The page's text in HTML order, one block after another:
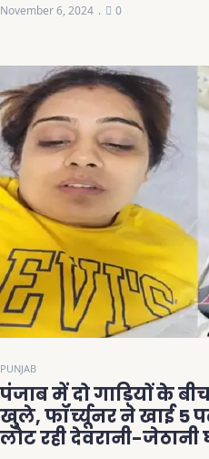
November 6, 2024 0
PUNJAB
पंजाब में दो गाड़ियों के
खुले, फॉर्च्यूनर ने खाई 5
लौट रही देवरानी-